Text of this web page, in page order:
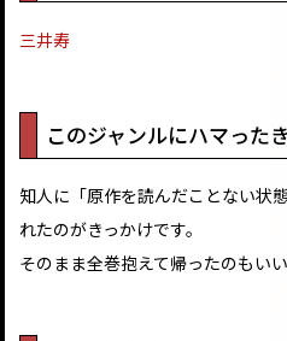
三井寿
このジャンルにハマった
知人に「原作を読んだことない状
れたのがきっかけです。
そのまま全巻抱えて帰ったのもいい